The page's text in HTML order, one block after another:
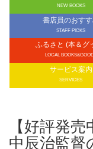
NEW BOOKS
書店員のおす
STAFF PICKS
ふるさと (本＆グ
LOCAL
サービス案内
SERVICES
【好評発
中辰治監督